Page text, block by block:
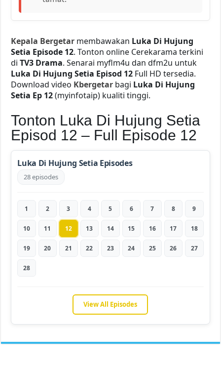
Kepala Bergetar membawakan Luka Di Hujung
Setia Episode 12. Tonton online Cerekarama terkini
diTV3 Drama. Senarai myflm4u dan dfm2u untuk
Luka Di Hujung Setia Episod 12 Full HD tersedia.
Download video Kbergetar bagi Luka Di Hujung
Setia Ep 12(myinfotaip) kualiti tinggi.
Tonton Luka Di Hujung Setia
Episod 12 – Full Episode 12
Luka Di Hujung Setia Episodes
28 episodes
1 2 3 4 5 6 7 8 9
10 11 12 13 14 15 16 17 18
19 20 21 22 23 24 25 26 27
28
View All Episodes